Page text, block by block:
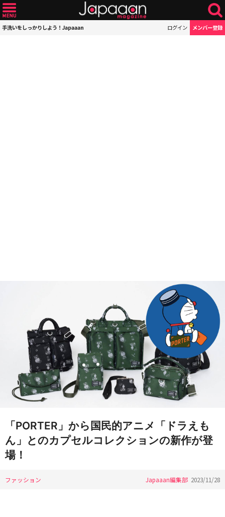
手洗いをしっかりしよう！Japaaan ログイン メンバー登録
「PORTER」から国民的アニメ「ドラえも
ん」とのカプセルコレクションの新作が登
場！
ファッション Japaaan編集部 2023/11/28